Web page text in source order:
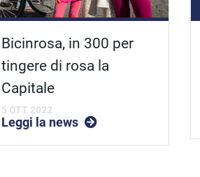
Bicinrosa, in 300 per
tingere di rosa la
Capitale
5 OTT 2022
Leggi la news